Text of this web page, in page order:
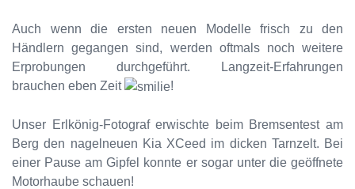
Auch wenn die ersten neuen Modelle frisch zu den
Händlern gegangen sind, werden oftmals noch weitere
Erprobungen durchgeführt. Langzeit-Erfahrungen
brauchen eben Zeit
!
Unser Erlkönig-Fotograf erwischte beim Bremsentest am
Berg den nagelneuen Kia XCeed im dicken Tarnzelt. Bei
einer Pause am Gipfel konnte er sogar unter die geöffnete
Motorhaube schauen!